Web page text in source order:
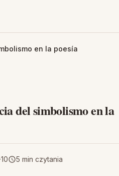
en la poesía
del simbolismo en la
5 min czytania